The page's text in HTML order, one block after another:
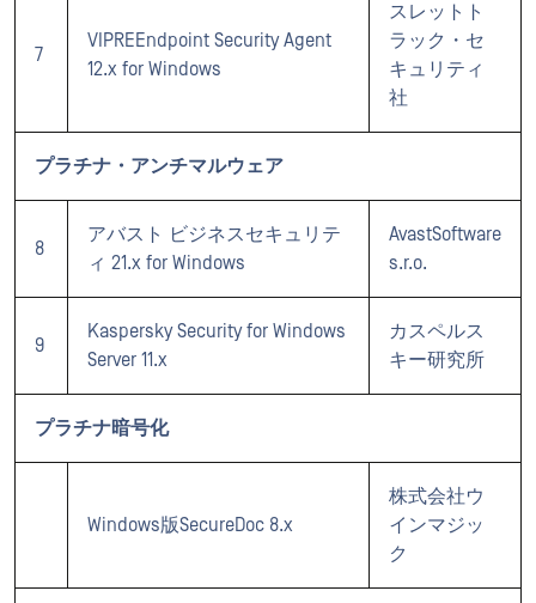
7
VIPREEndpoint Security Agent
12.x for Windows
スレットト
ラック・セ
キュリティ
社
プラチナ・アンチマルウェア
8
アバスト ビジネスセキュリテ
ィ 21.x for Windows
AvastSoftware
s.r.o.
9
Kaspersky Security for Windows
Server 11.x
カスペルス
キー研究所
プラチナ暗号化
Windows版SecureDoc 8.x
株式会社ウ
インマジッ
ク